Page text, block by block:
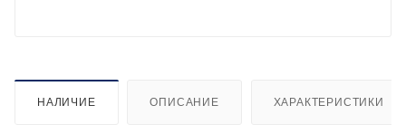
НАЛИЧИЕ ОПИСАНИЕ ХАРАКТЕРИСТИКИ